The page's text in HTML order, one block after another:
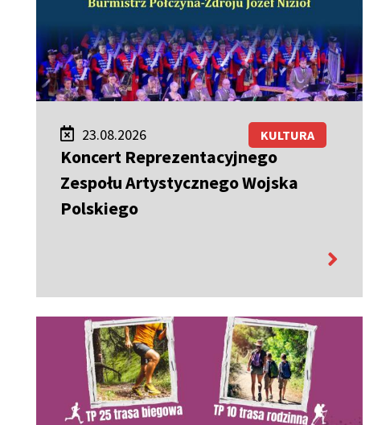
23.08.2026 KULTURA
Koncert Reprezentacyjnego
Zespołu Artystycznego Wojska
Polskiego
więcej